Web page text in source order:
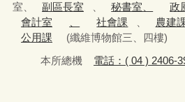
室、
副區長室 秘書室、 政
會計室
社會課 農建
公用課
(纖維博物館三、四樓)
本所總機
電話：( 04 ) 2406-